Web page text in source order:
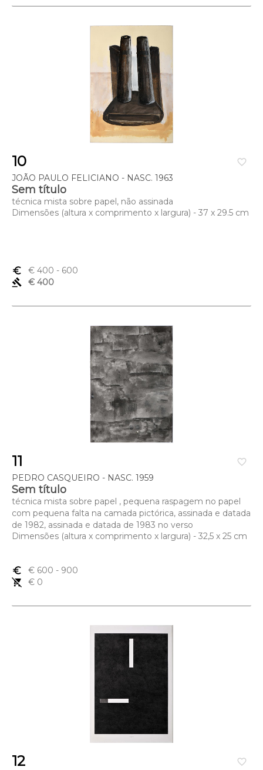
favorite_border
10
JOÃO PAULO FELICIANO - NASC. 1963
Sem título
técnica mista sobre papel, não assinada
Dimensões (altura x comprimento x largura) - 37 x 29.5 cm
euro_symbol € 400 - 600
gavel
€ 400
favorite_border
11
PEDRO CASQUEIRO - NASC. 1959
Sem título
técnica mista sobre papel , pequena raspagem no papel
com pequena falta na camada pictórica, assinada e datada
de 1982, assinada e datada de 1983 no verso
Dimensões (altura x comprimento x largura) - 32,5 x 25 cm
euro_symbol € 600 - 900
remove_shopping_cart
€ 0
favorite_border
12